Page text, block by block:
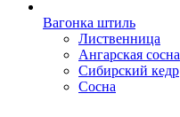
Вагонка штиль
Лиственница
Ангарская сосна
Сибирский кедр
Сосна